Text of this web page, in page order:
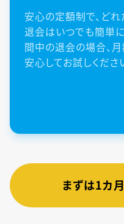
安心の定額制で、ど
退会はいつでも簡単
間中の退会の場合、
安心してお試しくださ
まずは1カ